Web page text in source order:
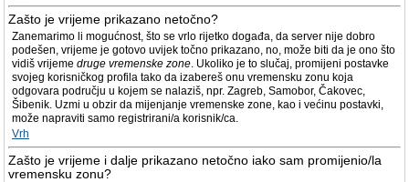
Zašto je vrijeme prikazano netočno?
Zanemarimo li mogućnost, što se vrlo rijetko događa, da server nije dobro
podešen, vrijeme je gotovo uvijek točno prikazano, no, može biti da je ono što
vidiš vrijeme druge vremenske zone. Ukoliko je to slučaj, promijeni postavke
svojeg korisničkog profila tako da izabereš onu vremensku zonu koja
odgovara području u kojem se nalaziš, npr. Zagreb, Samobor, Čakovec,
Šibenik. Uzmi u obzir da mijenjanje vremenske zone, kao i većinu postavki,
može napraviti samo registrirani/a korisnik/ca.
Vrh
Zašto je vrijeme i dalje prikazano netočno iako sam promijenio/la
vremensku zonu?